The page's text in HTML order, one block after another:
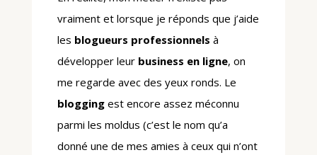
vraiment et lorsque je réponds que j’aide
les blogueurs professionnels à
développer leur business en ligne, on
me regarde avec des yeux ronds. Le
bloggingest encore assez méconnu
parmi les moldus (c’est le nom qu’a
donné une de mes amies à ceux qui n’ont